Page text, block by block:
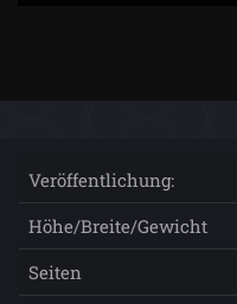
Veröffentlichung:
Höhe/Breite/Gewicht
Seiten